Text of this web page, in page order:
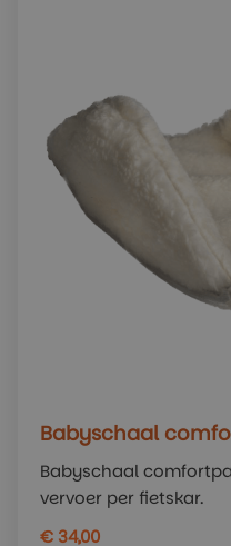
Babyschaal
Babyschaal
vervoer per fietskar.
€ 34,00